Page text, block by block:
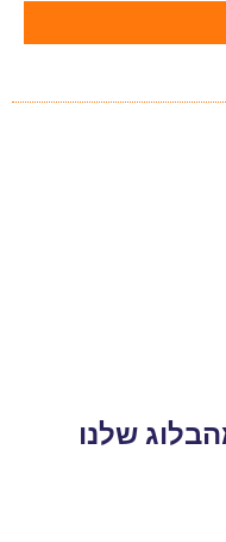
שלנו